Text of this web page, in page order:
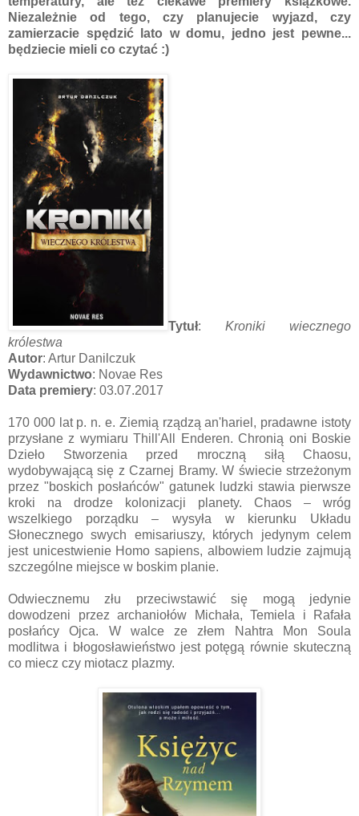
Niezależnie od tego, czy planujecie wyjazd, czy
zamierzacie spędzić lato w domu, jedno jest pewne...
będziecie mieli co czytać :)
Tytuł: Kroniki wiecznego
królestwa
Autor: Artur Danilczuk
Wydawnictwo: Novae Res
Data premiery: 03.07.2017
170 000 lat p. n. e. Ziemią rządzą an'hariel, pradawne istoty
przysłane z wymiaru Thill'All Enderen. Chronią oni Boskie
Dzieło Stworzenia przed mroczną siłą Chaosu,
wydobywającą się z Czarnej Bramy. W świecie strzeżonym
przez "boskich posłańców" gatunek ludzki stawia pierwsze
kroki na drodze kolonizacji planety. Chaos – wróg
wszelkiego porządku – wysyła w kierunku Układu
Słonecznego swych emisariuszy, których jedynym celem
jest unicestwienie Homo sapiens, albowiem ludzie zajmują
szczególne miejsce w boskim planie.
Odwiecznemu złu przeciwstawić się mogą jedynie
dowodzeni przez archaniołów Michała, Temiela i Rafała
posłańcy Ojca. W walce ze złem Nahtra Mon Soula
modlitwa i błogosławieństwo jest potęgą równie skuteczną
co miecz czy miotacz plazmy.